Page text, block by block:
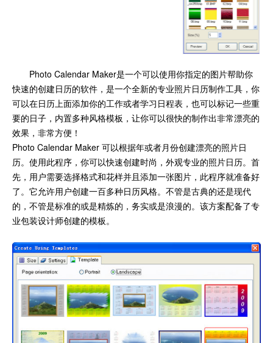
Photo Calendar Maker是一个可以使用你指定的图片帮助你
快速的创建日历的软件，是一个全新的专业照片日历制作工具，你
可以在日历上面添加你的工作或者学习日程表，也可以标记一些重
要的日子，内置多种风格模板，让你可以很快的制作出非常漂亮的
效果，非常方便！
Photo Calendar Maker 可以根据年或者月份创建漂亮的照片日
历。使用此程序，你可以快速创建时尚，外观专业的照片日历。首
先，用户需要选择格式和花样并且添加一张图片，此程序就准备好
了。它允许用户创建一百多种日历风格。不管是古典的还是现代
的，不管是标准的或是精炼的，务实或是浪漫的。该方案配备了专
业包装设计师创建的模板。